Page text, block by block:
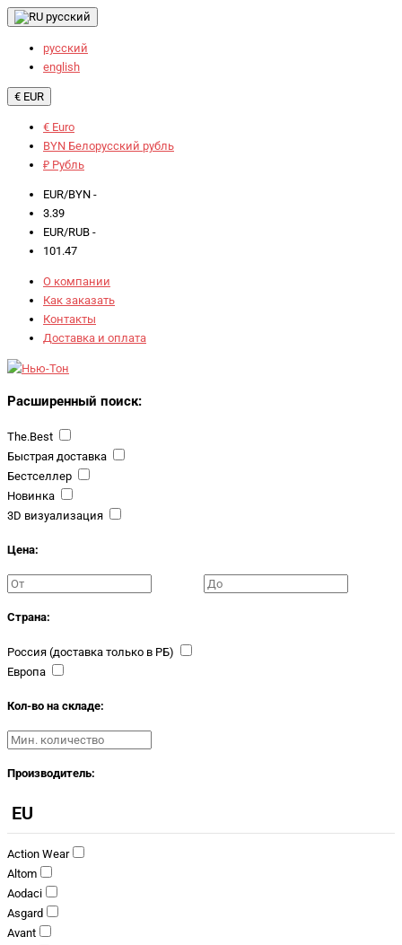
русский
русский
english
€ EUR
€ Euro
BYN Белорусский рубль
₽ Рубль
EUR/BYN -
3.39
EUR/RUB -
101.47
О компании
Как заказать
Контакты
Доставка и оплата
Расширенный поиск:
The.Best
Быстрая доставка
Бестселлер
Новинка
3D визуализация
Цена:
Страна:
Россия (доставка только в РБ)
Европа
Кол-во на складе:
Производитель:
EU
Action Wear
Altom
Aodaci
Asgard
Avant